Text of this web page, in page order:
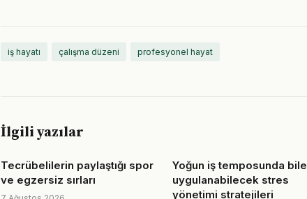
iş hayatı çalışma düzeni profesyonel hayat
İlgili yazılar
Tecrübelilerin paylaştığı spor
ve egzersiz sırları
Yoğun iş temposunda bile
uygulanabilecek stres
yönetimi stratejileri